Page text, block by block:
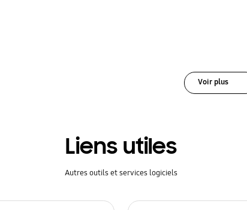
Voir plus
Liens utiles
Autres outils et services logiciels